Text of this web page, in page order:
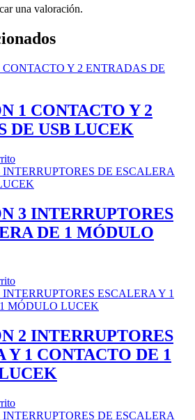
una valoración.
1 CONTACTO Y 2
DE USB LUCEK
3 INTERRUPTORES
DE 1 MÓDULO
2 INTERRUPTORES
Y 1 CONTACTO DE 1